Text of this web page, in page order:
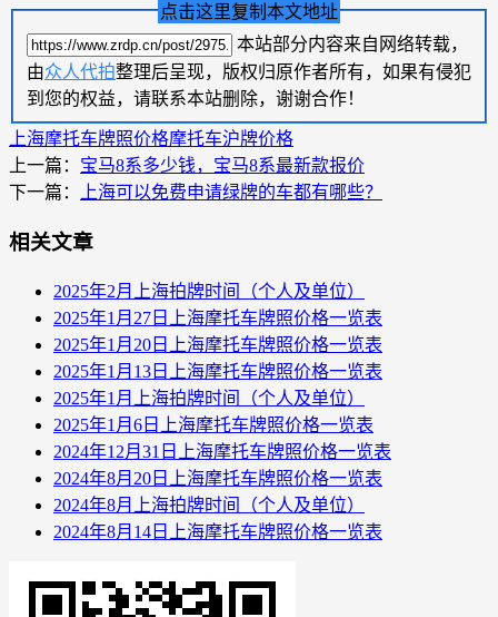
点击这里复制本文地址
本站部分内容来自网络转载，
由众人代拍整理后呈现，版权归原作者所有，如果有侵犯
到您的权益，请联系本站删除，谢谢合作！
上海摩托车牌照价格摩托车沪牌价格
上一篇： 宝马8系多少钱，宝马8系最新款报价
下一篇： 上海可以免费申请绿牌的车都有哪些？
相关文章
2025年2月上海拍牌时间（个人及单位）
2025年1月27日上海摩托车牌照价格一览表
2025年1月20日上海摩托车牌照价格一览表
2025年1月13日上海摩托车牌照价格一览表
2025年1月上海拍牌时间（个人及单位）
2025年1月6日上海摩托车牌照价格一览表
2024年12月31日上海摩托车牌照价格一览表
2024年8月20日上海摩托车牌照价格一览表
2024年8月上海拍牌时间（个人及单位）
2024年8月14日上海摩托车牌照价格一览表